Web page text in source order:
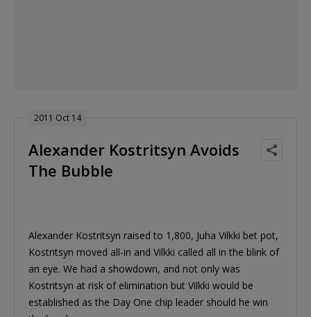
2011 Oct 14
Alexander Kostritsyn Avoids
The Bubble
Alexander Kostritsyn raised to 1,800, Juha Vilkki bet pot,
Kostritsyn moved all-in and Vilkki called all in the blink of
an eye. We had a showdown, and not only was
Kostritsyn at risk of elimination but Vilkki would be
established as the Day One chip leader should he win